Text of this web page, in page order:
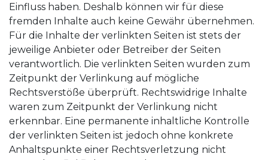
Einfluss haben. Deshalb können wir für diese
fremden Inhalte auch keine Gewähr übernehmen.
Für die Inhalte der verlinkten Seiten ist stets der
jeweilige Anbieter oder Betreiber der Seiten
verantwortlich. Die verlinkten Seiten wurden zum
Zeitpunkt der Verlinkung auf mögliche
Rechtsverstöße überprüft. Rechtswidrige Inhalte
waren zum Zeitpunkt der Verlinkung nicht
erkennbar. Eine permanente inhaltliche Kontrolle
der verlinkten Seiten ist jedoch ohne konkrete
Anhaltspunkte einer Rechtsverletzung nicht